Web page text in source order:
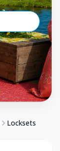
Locksets